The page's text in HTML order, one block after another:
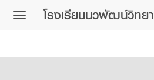
Toggle โรงเรียนนวพัฒน์วิทยา